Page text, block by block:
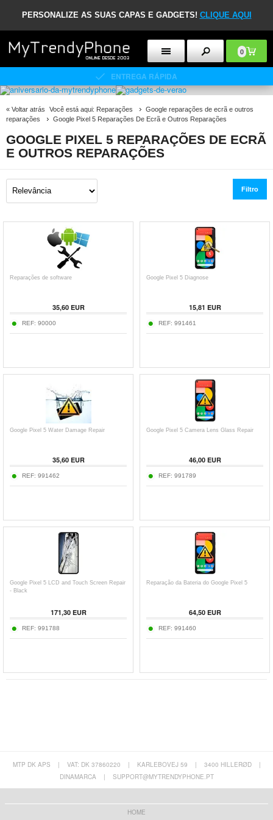
PERSONALIZE AS SUAS CAPAS E GADGETS! CLIQUE AQUI
0
ENTREGA RÁPIDA
« Voltar atrás Você está aqui: Reparações
Google reparações de ecrã e outros
reparações
Google Pixel 5 Reparações De Ecrã e Outros Reparações
GOOGLE PIXEL 5 REPARAÇÕES DE ECRÃ
E OUTROS REPARAÇÕES
Filtro
Reparações de software
35,60 EUR
REF: 90000
Google Pixel 5 Diagnose
15,81 EUR
REF: 991461
Google Pixel 5 Water Damage Repair
35,60 EUR
REF: 991462
Google Pixel 5 Camera Lens Glass Repair
46,00 EUR
REF: 991789
Google Pixel 5 LCD and Touch Screen Repair
- Black
171,30 EUR
REF: 991788
Reparação da Bateria do Google Pixel 5
64,50 EUR
REF: 991460
MTP DK APS | VAT: DK 37860220 | KARLEBOVEJ 59 | 3400 HILLERØD
|
DINAMARCA
| SUPPORT@MYTRENDYPHONE.PT
HOME